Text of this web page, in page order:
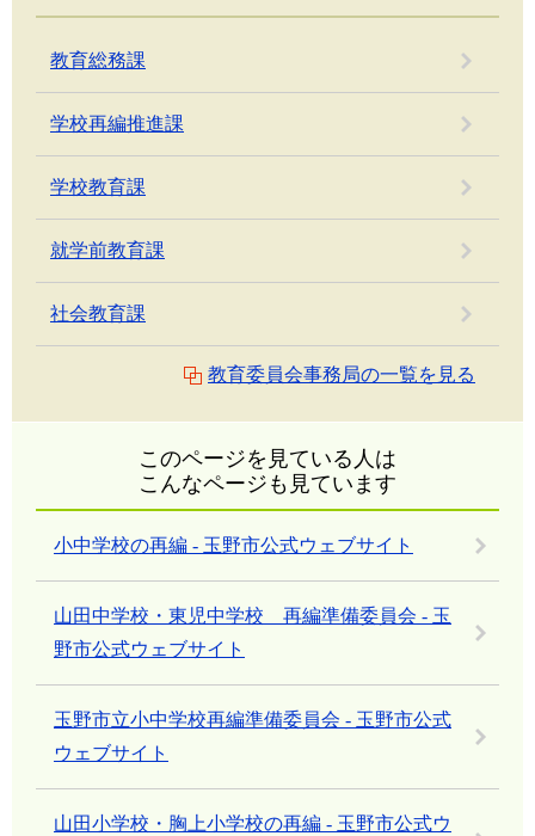
教育総務課
学校再編推進課
学校教育課
就学前教育課
社会教育課
教育委員会事務局の一覧を見る
このページを見ている人は
こんなページも見ています
小中学校の再編 - 玉野市公式ウェブサイト
山田中学校・東児中学校 再編準備委員会 - 玉
野市公式ウェブサイト
玉野市立小中学校再編準備委員会 - 玉野市公式
ウェブサイト
山田小学校・胸上小学校の再編 - 玉野市公式ウ